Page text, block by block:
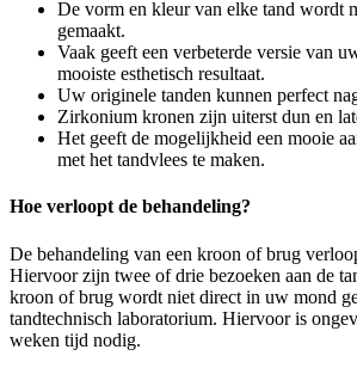
De vorm en kleur van elke tand wordt
gemaakt.
Vaak geeft een verbeterde versie van
mooiste esthetisch resultaat.
Uw originele tanden kunnen perfect
Zirkonium kronen zijn uiterst dun en
Het geeft de mogelijkheid een mooie
met het tandvlees te maken.
Hoe verloopt de behandeling?
De behandeling van een kroon of brug
Hiervoor zijn twee of drie bezoeken aan de
kroon of brug wordt niet direct in uw mond
tandtechnisch laboratorium. Hiervoor is
weken tijd nodig.